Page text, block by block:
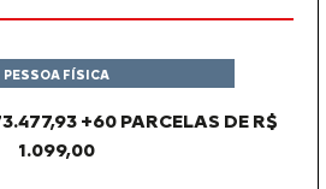
+60 PARCELAS DE R$
1.099,00
PESSOA FÍSICA